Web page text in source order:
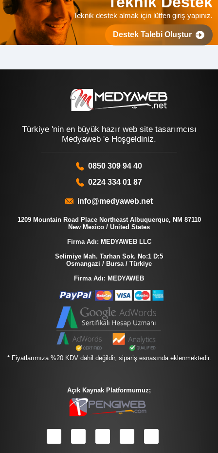
Teknik destek almak için lütfen giriş yapınız.
Destek Talebi Oluştur
Türkiye 'nin en büyük hazır web site tasarımcısı
Medyaweb 'e Hoşgeldiniz.
0850 309 94 40
0224 334 01 87
info@medyaweb.net
1209 Mountain Road Place Northeast Albuquerque, NM 87110
New Mexico / United States
Firma Adı: MEDYAWEB LLC
Selimiye Mah. Tarhan Sok. No:1 D:5
Osmangazi / Bursa / Türkiye
Firma Adı: MEDYAWEB
* Fiyatlarımıza %20 KDV dahil değildir, sipariş esnasında eklenmektedir.
Açık Kaynak Platformumuz;